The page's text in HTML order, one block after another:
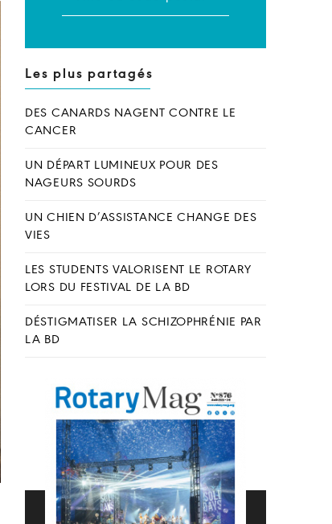
Les plus partagés
DES CANARDS NAGENT CONTRE LE
CANCER
UN DÉPART LUMINEUX POUR DES
NAGEURS SOURDS
UN CHIEN D’ASSISTANCE CHANGE DES
VIES
LES STUDENTS VALORISENT LE ROTARY
LORS DU FESTIVAL DE LA BD
DÉSTIGMATISER LA SCHIZOPHRÉNIE PAR
LA BD